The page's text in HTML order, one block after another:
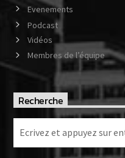
Evenements
Podcast
Vidéos
Membres de l’équipe
Recherche